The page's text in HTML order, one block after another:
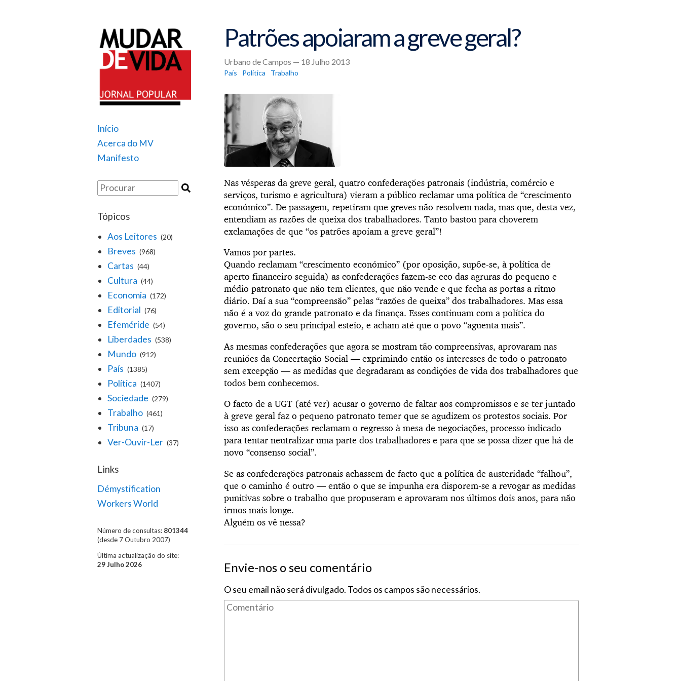
Início
Acerca do MV
Manifesto
Tópicos
Aos Leitores (20)
Breves (968)
Cartas (44)
Cultura (44)
Economia (172)
Editorial (76)
Efeméride (54)
Liberdades (538)
Mundo (912)
País (1385)
Política (1407)
Sociedade (279)
Trabalho (461)
Tribuna (17)
Ver-Ouvir-Ler (37)
Links
Démystification
Workers World
Número de consultas: 801344
(desde 7 Outubro 2007)
Última actualização do site:
29 Julho 2026
Patrões apoiaram a greve geral?
Urbano de Campos — 18 Julho 2013
País Política Trabalho
Nas vésperas da greve geral, quatro confederações patronais (indústria, comércio e
serviços, turismo e agricultura) vieram a público reclamar uma política de “crescimento
económico”. De passagem, repetiram que greves não resolvem nada, mas que, desta vez,
entendiam as razões de queixa dos trabalhadores. Tanto bastou para choverem
exclamações de que “os patrões apoiam a greve geral”!
Vamos por partes.
Quando reclamam “crescimento económico” (por oposição, supõe-se, à política de
aperto financeiro seguida) as confederações fazem-se eco das agruras do pequeno e
médio patronato que não tem clientes, que não vende e que fecha as portas a ritmo
diário. Daí a sua “compreensão” pelas “razões de queixa” dos trabalhadores. Mas essa
não é a voz do grande patronato e da finança. Esses continuam com a política do
governo, são o seu principal esteio, e acham até que o povo “aguenta mais”.
As mesmas confederações que agora se mostram tão compreensivas, aprovaram nas
reuniões da Concertação Social — exprimindo então os interesses de todo o patronato
sem excepção — as medidas que degradaram as condições de vida dos trabalhadores que
todos bem conhecemos.
O facto de a UGT (até ver) acusar o governo de faltar aos compromissos e se ter juntado
à greve geral faz o pequeno patronato temer que se agudizem os protestos sociais. Por
isso as confederações reclamam o regresso à mesa de negociações, processo indicado
para tentar neutralizar uma parte dos trabalhadores e para que se possa dizer que há de
novo “consenso social”.
Se as confederações patronais achassem de facto que a política de austeridade “falhou”,
que o caminho é outro — então o que se impunha era disporem-se a revogar as medidas
punitivas sobre o trabalho que propuseram e aprovaram nos últimos dois anos, para não
irmos mais longe.
Alguém os vê nessa?
Envie-nos o seu comentário
O seu email não será divulgado. Todos os campos são necessários.